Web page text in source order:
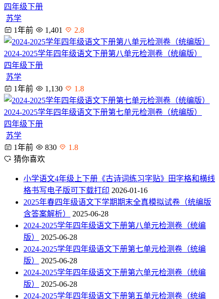
四年级下册
苏学
1年前
1,401 2.8
2024-2025学年四年级语文下册第八单元检测卷（统编版）
四年级下册
苏学
1年前
1,130 1.8
2024-2025学年四年级语文下册第七单元检测卷（统编版）
四年级下册
苏学
1年前
830
1.8
猜你喜欢
小学语文4年级上下册《古诗词练习字贴》田字格和横线
格书写电子版可下载打印 2026-01-16
2025年春四年级语文下学期期末全真模拟试卷（统编版
含答案解析）
2025-06-28
2024-2025学年四年级语文下册第八单元检测卷（统编
版）
2025-06-28
2024-2025学年四年级语文下册第七单元检测卷（统编
版）
2025-06-28
2024-2025学年四年级语文下册第六单元检测卷（统编
版）
2025-06-28
2024-2025学年四年级语文下册第五单元检测卷（统编